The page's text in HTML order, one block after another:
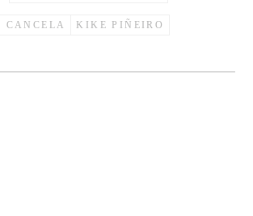
CANCELA KIKE PIÑEIRO